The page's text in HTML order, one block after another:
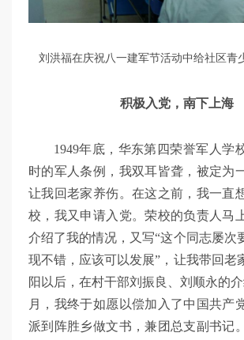
刘洪福在庆祝八一建军节活动中给社区青
积极入党，南下上海
1949年底，华东第四荣誉军人学
时的军人条例，我双耳皆聋，被定为
让我回老家养伤。在这之前，我一直
校，我又申请入党。荣校的负责人马
介绍了我的情况，又写“这个同志屡次
现不错，应该可以发展”，让我带回老
阳以后，在村干部刘振良、刘顺永的介
月，我终于如愿以偿加入了中国共产
派到阵胜乡做文书，兼团总支副书记